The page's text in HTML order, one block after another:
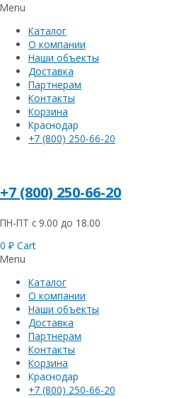
Menu
Каталог
О компании
Наши объекты
Доставка
Партнерам
Контакты
Корзина
Краснодар
+7 (800) 250-66-20
+7 (800) 250-66-20
ПН-ПТ с 9.00 до 18.00
0 ₽ Cart
Menu
Каталог
О компании
Наши объекты
Доставка
Партнерам
Контакты
Корзина
Краснодар
+7 (800) 250-66-20